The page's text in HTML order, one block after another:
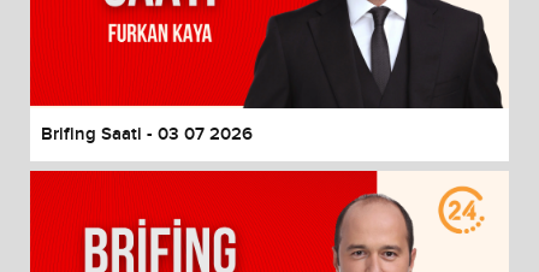
Brifing Saati - 03 07 2026